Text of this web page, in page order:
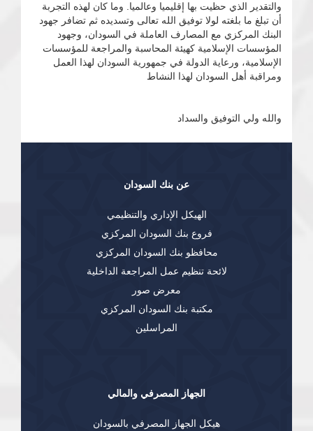
والتقدير الذي حظيت بها إقليميا وعالميا. وما كان لهذه التجربة
أن تبلغ ما بلغته لولا توفيق الله تعالى وتسديده ثم تضافر جهود
البنك المركزي مع المصارف العاملة في السودان، وجهود
المؤسسات الإسلامية كهيئة المحاسبة والمراجعة للمؤسسات
الإسلامية، ورعاية الدولة في جمهورية السودان لهذا العمل
ومراقبة أهل السودان لهذا النشاط
والله ولي التوفيق والسداد
عن بنك السودان
الهيكل الإداري والتنظيمي
فروع بنك السودان المركزي
محافظو بنك السودان المركزي
لائحة تنظيم عمل المراجعة الداخلية
معرض صور
مكتبة بنك السودان المركزي
المراسلين
الجهاز المصرفي والمالي
هيكل الجهاز المصرفي بالسودان